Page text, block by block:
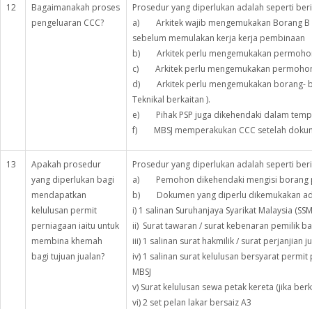
12
Bagaimanakah proses
pengeluaran CCC?
Prosedur yang diperlukan adalah seperti
a) Arkitek wajib mengemukakan Borang B (
sebelum memulakan kerja kerja pembinaan
b) Arkitek perlu mengemukakan
c) Arkitek perlu mengemukakan
d) Arkitek perlu mengemukakan borang-
Teknikal berkaitan ).
e) Pihak PSP juga dikehendaki dalam
f) MBSJ memperakukan CCC setelah
13
Apakah prosedur
yang diperlukan bagi
mendapatkan
kelulusan permit
perniagaan iaitu untuk
membina khemah
bagi tujuan jualan?
Prosedur yang diperlukan adalah seperti
a) Pemohon dikehendaki mengisi borang
b) Dokumen yang diperlu dikemukakan
i) 1 salinan Suruhanjaya Syarikat Malaysia
ii) Surat tawaran / surat kebenaran pemilik
iii) 1 salinan surat hakmilik / surat perjanjian
iv) 1 salinan surat kelulusan bersyarat
MBSJ
v) Surat kelulusan sewa petak kereta (jika
vi) 2 set pelan lakar bersaiz A3